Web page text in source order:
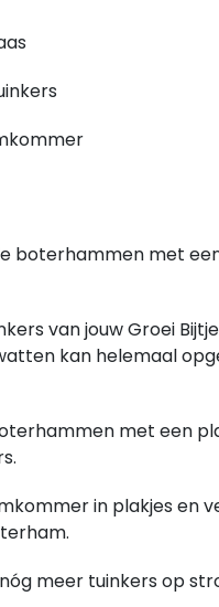
boterhammen met
van jouw Groei
kan helemaal
met een
in plakjes en
meer tuinkers op